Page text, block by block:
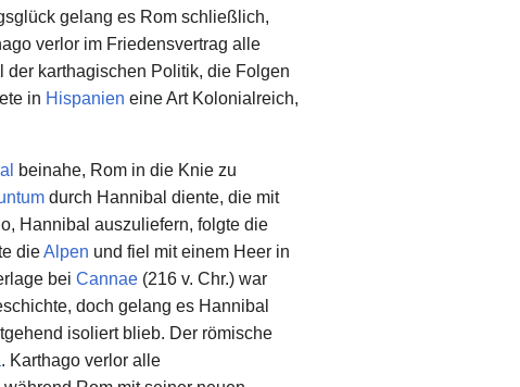
gelang es Rom schließlich,
verlor im Friedensvertrag alle
der karthagischen Politik, die Folgen
in Hispanien eine Art Kolonialreich,
beinahe, Rom in die Knie zu
durch Hannibal diente, die mit
Hannibal auszuliefern, folgte die
dieAlpen und fiel mit einem Heer in
bei Cannae (216 v. Chr.) war
doch gelang es Hannibal
isoliert blieb. Der römische
. Karthago verlor alle